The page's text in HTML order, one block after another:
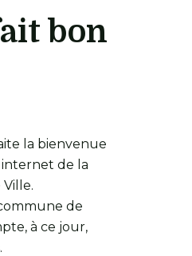
bon
la bienvenue
de la
de
à ce jour,